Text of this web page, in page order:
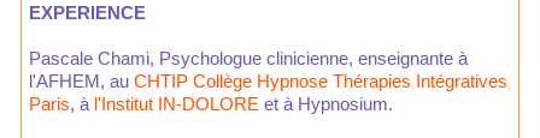
EXPERIENCE
Pascale Chami, Psychologue clinicienne, enseignante à
l'AFHEM, au CHTIP Collège Hypnose Thérapies Intégratives
Paris, à l'Institut IN-DOLORE et à Hypnosium.